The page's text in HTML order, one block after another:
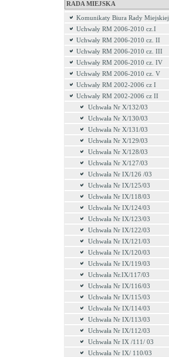
RADA MIEJSKA
Komunikaty Biura Rady Miejskiej
Uchwały RM 2006-2010 cz.I
Uchwały RM 2006-2010 cz. II
Uchwały RM 2006-2010 cz. III
Uchwały RM 2006-2010 cz. IV
Uchwały RM 2006-2010 cz. V
Uchwały RM 2002-2006 cz I
Uchwały RM 2002-2006 cz II
Uchwała Nr X/132/03
Uchwała Nr X/130/03
Uchwała Nr X/131/03
Uchwała Nr X/129/03
Uchwała Nr X/128/03
Uchwała Nr X/127/03
Uchwała Nr IX/126 /03
Uchwała Nr IX/125/03
Uchwała Nr IX/118/03
Uchwała Nr IX/124/03
Uchwała Nr IX/123/03
Uchwała Nr IX/122/03
Uchwała Nr IX/121/03
Uchwała Nr IX/120/03
Uchwała Nr IX/119/03
Uchwała Nr.IX/117/03
Uchwała Nr IX/116/03
Uchwała Nr IX/115/03
Uchwała Nr IX/114/03
Uchwała Nr IX/113/03
Uchwała Nr IX/112/03
Uchwała Nr IX /111/ 03
Uchwała Nr IX/ 110/03